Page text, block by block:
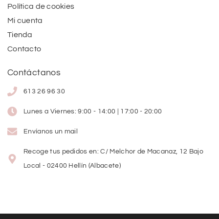
Política de cookies
Mi cuenta
Tienda
Contacto
Contáctanos
613 26 96 30
Lunes a Viernes: 9:00 - 14:00 | 17:00 - 20:00
Envíanos un mail
Recoge tus pedidos en: C/ Melchor de Macanaz, 12 Bajo
Local - 02400 Hellín (Albacete)